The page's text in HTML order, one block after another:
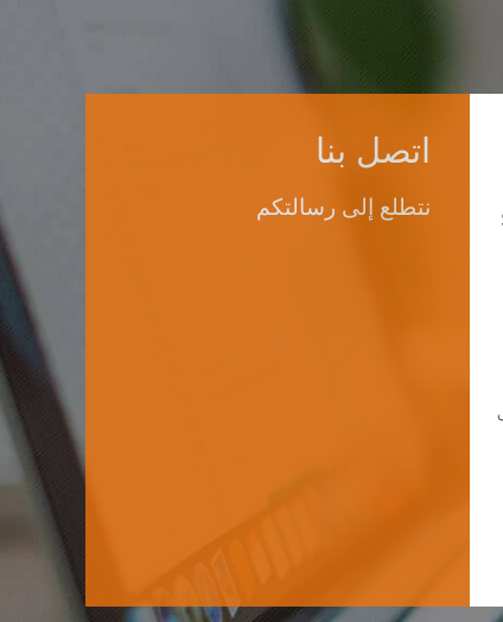
اتصل بنا
نتطلع إلى رسالتكم